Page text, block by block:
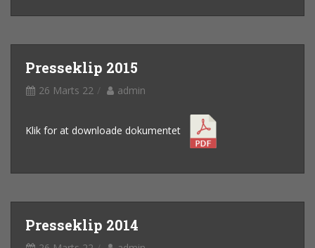
Presseklip 2015
26 Marts 22 admin
Klik for at downloade dokumentet
Presseklip 2014